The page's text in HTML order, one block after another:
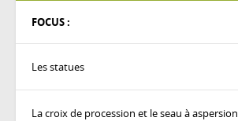
FOCUS :
Les statues
La croix de procession et le seau à aspersion